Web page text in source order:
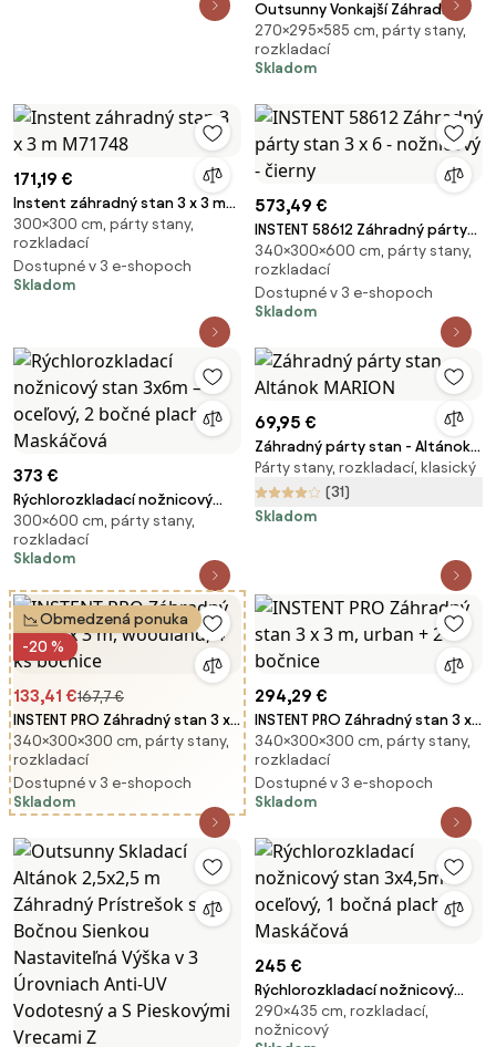
Outsunny Vonkajší Záhradný
Pavilón - Skladací Stan - 3 x 6 m
- Markízová Kôlňa - 3
Odnímateľné Strany - Kolíky do
Zahrnuté Šedá
270×295×585 cm, párty stany,
rozkladací
Skladom
171,19 €
Instent záhradný stan 3 x 3 m
M71748
300×300 cm, párty stany,
rozkladací
Dostupné v 3 e-shopoch
Skladom
573,49 €
INSTENT 58612 Záhradný párty
stan 3 x 6 - nožnicový - čierny
340×300×600 cm, párty stany,
rozkladací
Dostupné v 3 e-shopoch
Skladom
373 €
Rýchlorozkladací nožnicový
stan 3x6m – oceľový, 2 bočné
plachty, Maskáčová
300×600 cm, párty stany,
rozkladací
Skladom
69,95 €
Záhradný párty stan - Altánok
MARION
Párty stany, rozkladací, klasický
(31)
Skladom
Obmedzená ponuka
-20 %
133,41 €167,7 €
INSTENT PRO Záhradný stan 3 x
3 m, woodland, 4 ks bočnice
340×300×300 cm, párty stany,
rozkladací
Dostupné v 3 e-shopoch
Skladom
294,29 €
INSTENT PRO Záhradný stan 3 x
3 m, urban + 2 bočnice
340×300×300 cm, párty stany,
rozkladací
Dostupné v 3 e-shopoch
Skladom
245 €
Rýchlorozkladací nožnicový
stan 3x4,5m – oceľový, 1 bočná
plachta, Maskáčová
290×435 cm, rozkladací,
nožnicový